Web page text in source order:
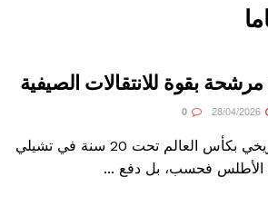
بقوة للانتقالات الصيفية
لم يُمثّل فوز المغرب التاريخي بكأس العالم تحت 20 سنة في تشيلي
الأطلس فحسب، بل دفع ...